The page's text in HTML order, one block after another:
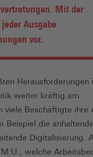
Mit der
Ausgabe
vor.
Herausforderungen
weiter kräftig am
viele Beschäftigte ihre
Beispiel die anhaltende
Digitalisierung.
welche